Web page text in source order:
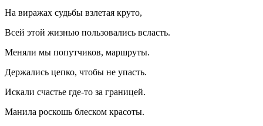
На виражах судьбы взлетая круто,
Всей этой жизнью пользовались всласть.
Меняли мы попутчиков, маршруты.
Держались цепко, чтобы не упасть.
Искали счастье где-то за границей.
Манила роскошь блеском красоты.